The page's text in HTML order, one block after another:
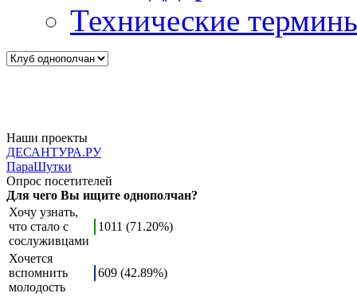
Технические
Наши проекты
ДЕСАНТУРА.РУ
ПараШутки
Опрос посетителей
Для чего Вы ищите однополчан?
Хочу узнать,
что стало с
сослуживцами
1011 (71.20%)
Хочется
вспомнить
молодость
609 (42.89%)